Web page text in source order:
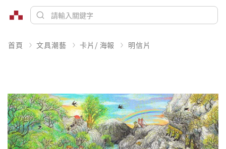
首頁 文具潮藝 卡片/ 海報 明信片